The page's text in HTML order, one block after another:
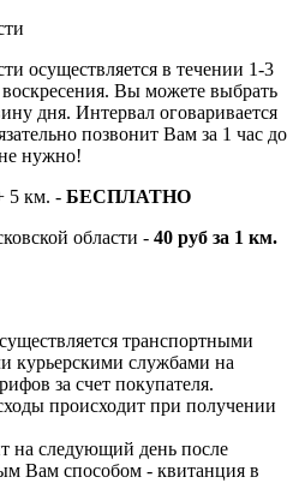
осуществляется в течении 1-3
Вы можете выбрать
дня. Интервал оговаривается
позвонит Вам за 1 час до
нужно!
5 км. - БЕСПЛАТНО
области - 40 руб за 1 км.
транспортными
курьерскими службами на
за счет покупателя.
происходит при получении
на следующий день после
Вам способом - квитанция в